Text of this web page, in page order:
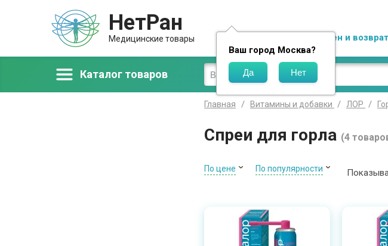
НетРан
Медицинские товары
Ваш город Москва?
Обмен и возврат
Каталог товаров
Главная Витамины и добавки ЛОР
Спреи для горла (4
По цене По популярности